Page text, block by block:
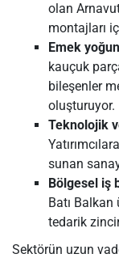
olan
montajları
Emek
kauçuk
bileşenler
oluşturuyor.
Teknolojik
sunan
Bölgesel iş
Batı Balkan
tedarik
Sektörün uzun